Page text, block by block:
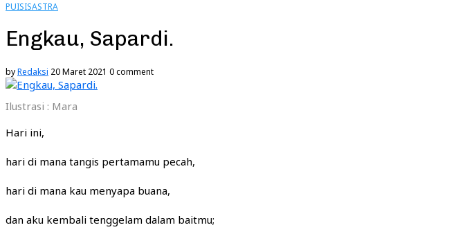
PUISISASTRA
Engkau, Sapardi.
byRedaksi 20 Maret 2021 0 comment
Ilustrasi : Mara
Hari ini,
hari di mana tangis pertamamu pecah,
hari di mana kau menyapa buana,
dan aku kembali tenggelam dalam baitmu;